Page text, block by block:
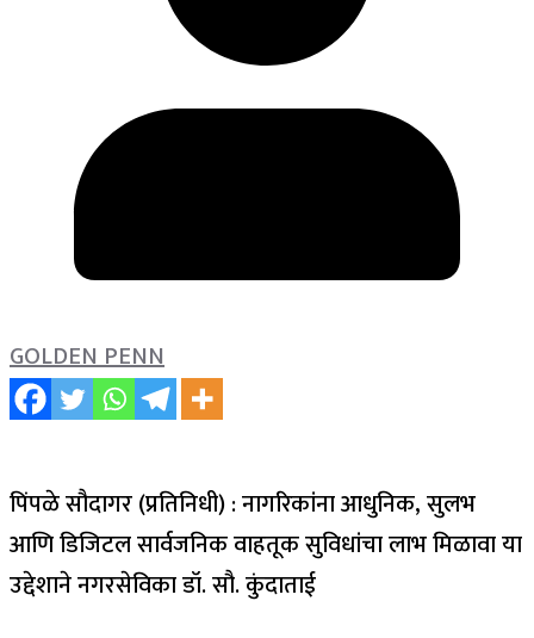
GOLDEN PENN
पिंपळे सौदागर (प्रतिनिधी) : नागरिकांना आधुनिक, सुलभ
आणि डिजिटल सार्वजनिक वाहतूक सुविधांचा लाभ मिळावा या
उद्देशाने नगरसेविका डॉ. सौ. कुंदाताई